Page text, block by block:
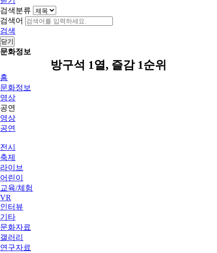
검색분류
검색어
검색
닫기
문화정보
방구석 1열, 즐감 1순위
홈
문화정보
영상
공연
영상
공연
전시
축제
라이브
어린이
교육/체험
VR
인터뷰
기타
문화자료
갤러리
연구자료